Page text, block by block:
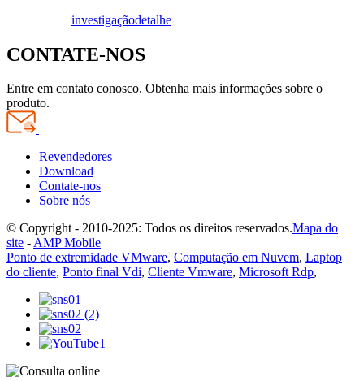
investigaçãodetalhe
CONTATE-NOS
Entre em contato conosco. Obtenha mais informações sobre o
produto.
Revendedores
Download
Contate-nos
Sobre nós
© Copyright - 2010-2025: Todos os direitos reservados.Mapa do
site -AMP Mobile
Ponto de extremidade VMware, Computação em Nuvem, Laptop
do cliente, Ponto final Vdi, Cliente Vmware, Microsoft Rdp,